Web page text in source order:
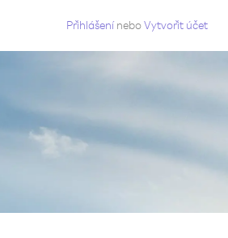
Přihlášení neboVytvořit účet